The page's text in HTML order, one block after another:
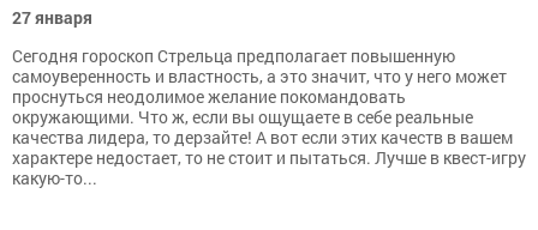
27 января
Сегодня гороскоп Стрельца предполагает повышенную
самоуверенность и властность, а это значит, что у него может
проснуться неодолимое желание покомандовать
окружающими. Что ж, если вы ощущаете в себе реальные
качества лидера, то дерзайте! А вот если этих качеств в вашем
характере недостает, то не стоит и пытаться. Лучше в квест-игру
какую-то...